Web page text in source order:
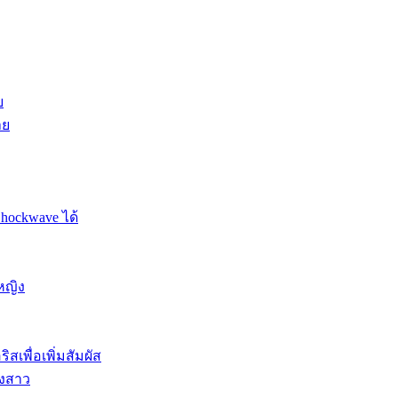
ได้
ญิง
สเพื่อเพิ่มสัมผัส
สาว